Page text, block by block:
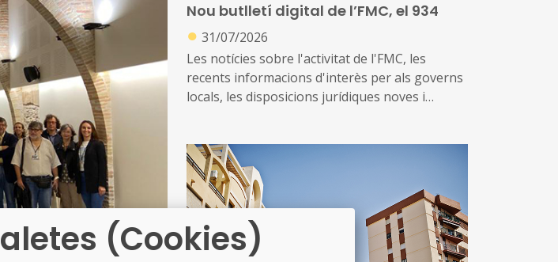
desenvolupament i la gestió de les polítiques
educatives locals
Nou butlletí digital de l’FMC, el 934
● 31/07/2026
Les notícies sobre l'activitat de l'FMC, les
recents informacions d'interès per als governs
locals, les disposicions jurídiques noves i
recents sobre fons europeus
(Cookies)